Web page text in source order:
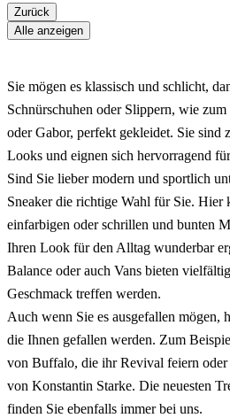
Zurück
Alle anzeigen
Sie mögen es klassisch und schlicht,
Schnürschuhen oder Slippern, wie
oder Gabor, perfekt gekleidet. Sie sind
Looks und eignen sich hervorragend
Sind Sie lieber modern und sportlich
Sneaker die richtige Wahl für Sie. Hier
einfarbigen oder schrillen und bunten
Ihren Look für den Alltag wunderbar
Balance oder auch Vans bieten
Geschmack treffen werden.
Auch wenn Sie es ausgefallen mögen,
die Ihnen gefallen werden. Zum
von Buffalo, die ihr Revival feiern
von Konstantin Starke. Die neuesten
finden Sie ebenfalls immer bei uns.